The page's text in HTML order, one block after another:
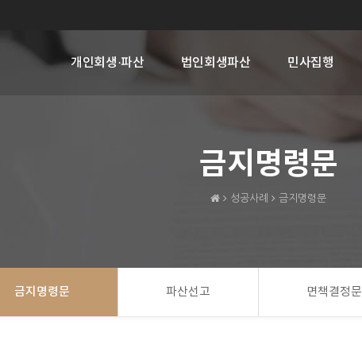
개인회생·파산 법인회생파산 민사집행
금지명령문
성공사례 금지명령문
금지명령문 파산선고 면책결정문